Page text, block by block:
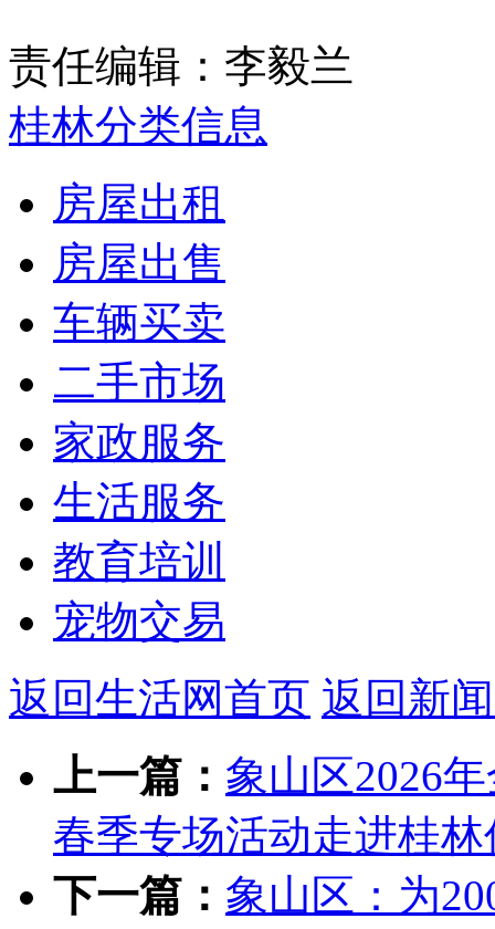
责任编辑：李毅兰
桂林分类信息
房屋出租
房屋出售
车辆买卖
二手市场
家政服务
生活服务
教育培训
宠物交易
返回生活网首页 返回新
上一篇： 象山区2026
春季专场活动走进桂
下一篇： 象山区：为